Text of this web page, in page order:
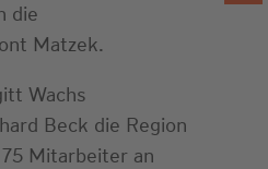
die
Matzek.
Wachs
Beck die Region
Mitarbeiter an